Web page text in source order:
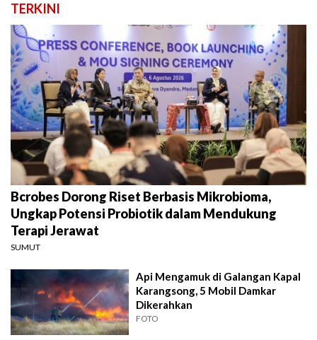
TERKINI
Bcrobes Dorong Riset Berbasis Mikrobioma,
Ungkap Potensi Probiotik dalam Mendukung
Terapi Jerawat
SUMUT
Api Mengamuk di Galangan Kapal
Karangsong, 5 Mobil Damkar
Dikerahkan
FOTO